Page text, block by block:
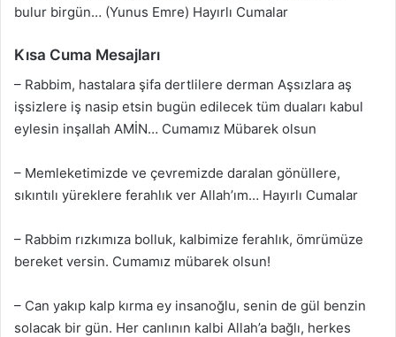
bulur birgün… (Yunus Emre) Hayırlı Cumalar
Kısa Cuma Mesajları
– Rabbim, hastalara şifa dertlilere derman Aşsızlara aş
işsizlere iş nasip etsin bugün edilecek tüm duaları kabul
eylesin inşallah AMİN… Cumamız Mübarek olsun
– Memleketimizde ve çevremizde daralan gönüllere,
sıkıntılı yüreklere ferahlık ver Allah’ım… Hayırlı Cumalar
– Rabbim rızkımıza bolluk, kalbimize ferahlık, ömrümüze
bereket versin. Cumamız mübarek olsun!
– Can yakıp kalp kırma ey insanoğlu, senin de gül benzin
solacak bir gün. Her canlının kalbi Allah’a bağlı, herkes